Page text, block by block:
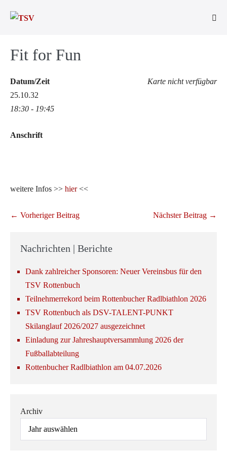
Inhalt
Fit for Fun
Karte nicht verfügbar
Datum/Zeit
25.10.32
18:30 - 19:45
Anschrift
weitere Infos >> hier<<
Beitragsnavigation
← Vorheriger Beitrag Nächster Beitrag →
Nachrichten | Berichte
Dank zahlreicher Sponsoren: Neuer Vereinsbus für den
TSV Rottenbuch
Teilnehmerrekord beim Rottenbucher Radlbiathlon 2026
TSV Rottenbuch als DSV-TALENT-PUNKT
Skilanglauf 2026/2027 ausgezeichnet
Einladung zur Jahreshauptversammlung 2026 der
Fußballabteilung
Rottenbucher Radlbiathlon am 04.07.2026
Archiv